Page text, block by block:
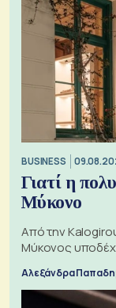
BUSINESS
Γιατί η
Μύκονο
Από την
Μύκονος
Αλεξάνδρα